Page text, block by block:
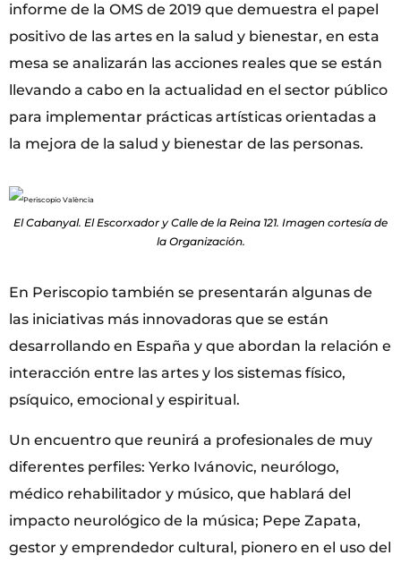
informe de la OMS de 2019 que demuestra el papel
positivo de las artes en la salud y bienestar, en esta
mesa se analizarán las acciones reales que se están
llevando a cabo en la actualidad en el sector público
para implementar prácticas artísticas orientadas a
la mejora de la salud y bienestar de las personas.
El Cabanyal. El Escorxador y Calle de la Reina 121. Imagen cortesía de
la Organización.
En Periscopio también se presentarán algunas de
las iniciativas más innovadoras que se están
desarrollando en España y que abordan la relación e
interacción entre las artes y los sistemas físico,
psíquico, emocional y espiritual.
Un encuentro que reunirá a profesionales de muy
diferentes perfiles: Yerko Ivánovic, neurólogo,
médico rehabilitador y músico, que hablará del
impacto neurológico de la música; Pepe Zapata,
gestor y emprendedor cultural, pionero en el uso del